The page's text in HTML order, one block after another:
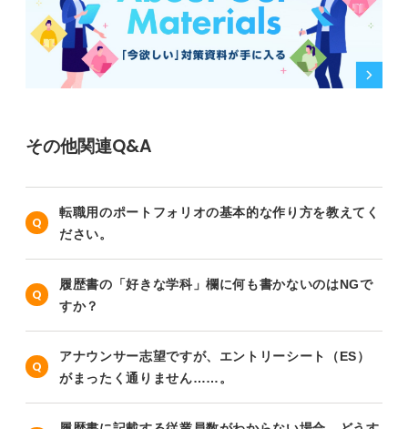
その他関連Q&A
転職用のポートフォリオの基本的な作り方を教えてく
ださい。
履歴書の「好きな学科」欄に何も書かないのはNGで
すか？
アナウンサー志望ですが、エントリーシート（ES）
がまったく通りません……。